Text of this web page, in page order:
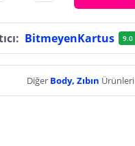
BitmeyenKartus 9.0
Diğer Body, Zıbın Ürünleri